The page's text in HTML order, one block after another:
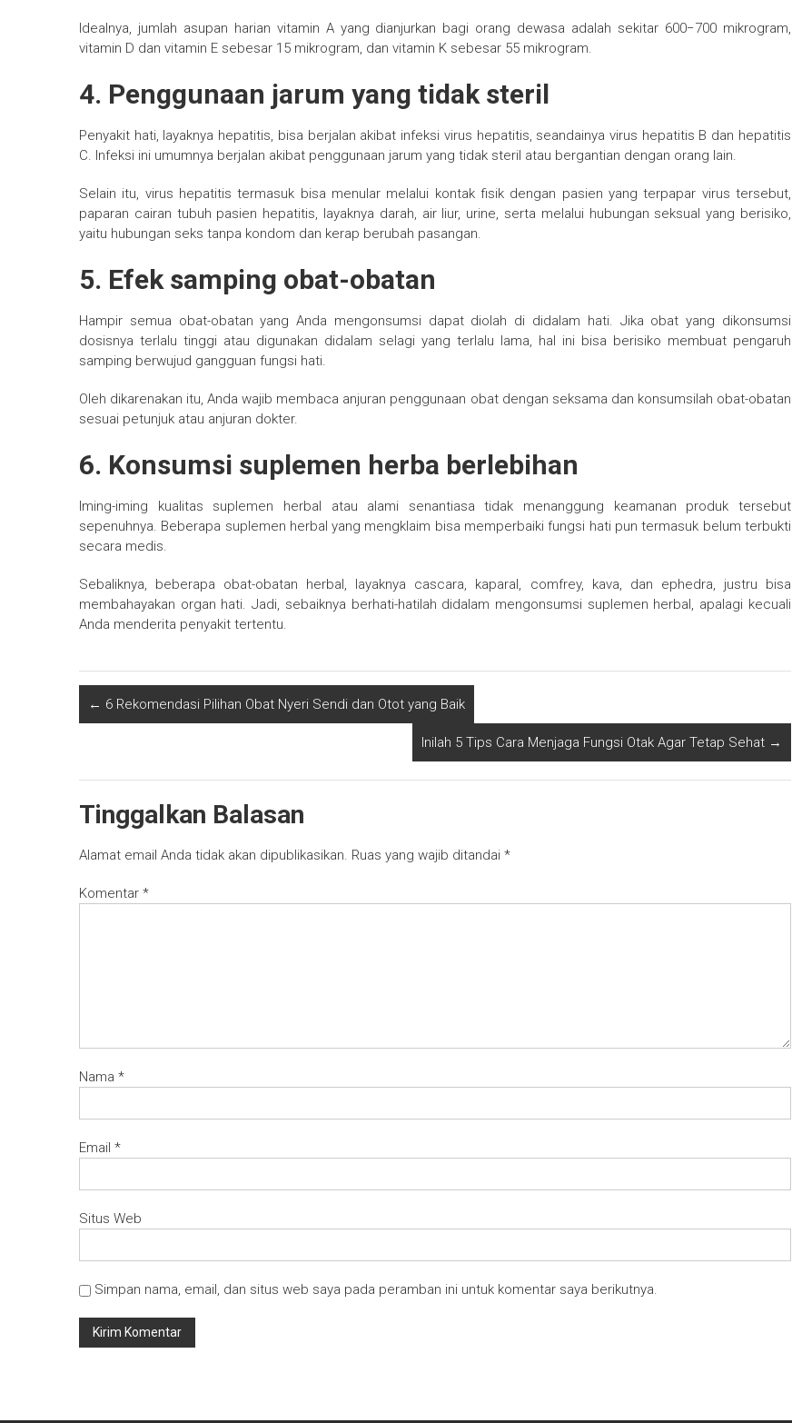
Idealnya, jumlah asupan harian vitamin A yang dianjurkan bagi orang dewasa adalah sekitar 600−700 mikrogram,
vitamin D dan vitamin E sebesar 15 mikrogram, dan vitamin K sebesar 55 mikrogram.
4. Penggunaan jarum yang tidak steril
Penyakit hati, layaknya hepatitis, bisa berjalan akibat infeksi virus hepatitis, seandainya virus hepatitis B dan hepatitis
C. Infeksi ini umumnya berjalan akibat penggunaan jarum yang tidak steril atau bergantian dengan orang lain.
Selain itu, virus hepatitis termasuk bisa menular melalui kontak fisik dengan pasien yang terpapar virus tersebut,
paparan cairan tubuh pasien hepatitis, layaknya darah, air liur, urine, serta melalui hubungan seksual yang berisiko,
yaitu hubungan seks tanpa kondom dan kerap berubah pasangan.
5. Efek samping obat-obatan
Hampir semua obat-obatan yang Anda mengonsumsi dapat diolah di didalam hati. Jika obat yang dikonsumsi
dosisnya terlalu tinggi atau digunakan didalam selagi yang terlalu lama, hal ini bisa berisiko membuat pengaruh
samping berwujud gangguan fungsi hati.
Oleh dikarenakan itu, Anda wajib membaca anjuran penggunaan obat dengan seksama dan konsumsilah obat-obatan
sesuai petunjuk atau anjuran dokter.
6. Konsumsi suplemen herba berlebihan
Iming-iming kualitas suplemen herbal atau alami senantiasa tidak menanggung keamanan produk tersebut
sepenuhnya. Beberapa suplemen herbal yang mengklaim bisa memperbaiki fungsi hati pun termasuk belum terbukti
secara medis.
Sebaliknya, beberapa obat-obatan herbal, layaknya cascara, kaparal, comfrey, kava, dan ephedra, justru bisa
membahayakan organ hati. Jadi, sebaiknya berhati-hatilah didalam mengonsumsi suplemen herbal, apalagi kecuali
Anda menderita penyakit tertentu.
← 6 Rekomendasi Pilihan Obat Nyeri Sendi dan Otot yang Baik
Inilah 5 Tips Cara Menjaga Fungsi Otak Agar Tetap Sehat →
Tinggalkan Balasan
Alamat email Anda tidak akan dipublikasikan. Ruas yang wajib ditandai *
Komentar *
Nama *
Email *
Situs Web
Simpan nama, email, dan situs web saya pada peramban ini untuk komentar saya berikutnya.